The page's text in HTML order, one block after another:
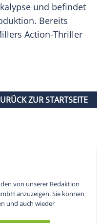
und befindet
Bereits
Action-Thriller
ZUR STARTSEITE
von unserer Redaktion
anzuzeigen. Sie können
und auch wieder